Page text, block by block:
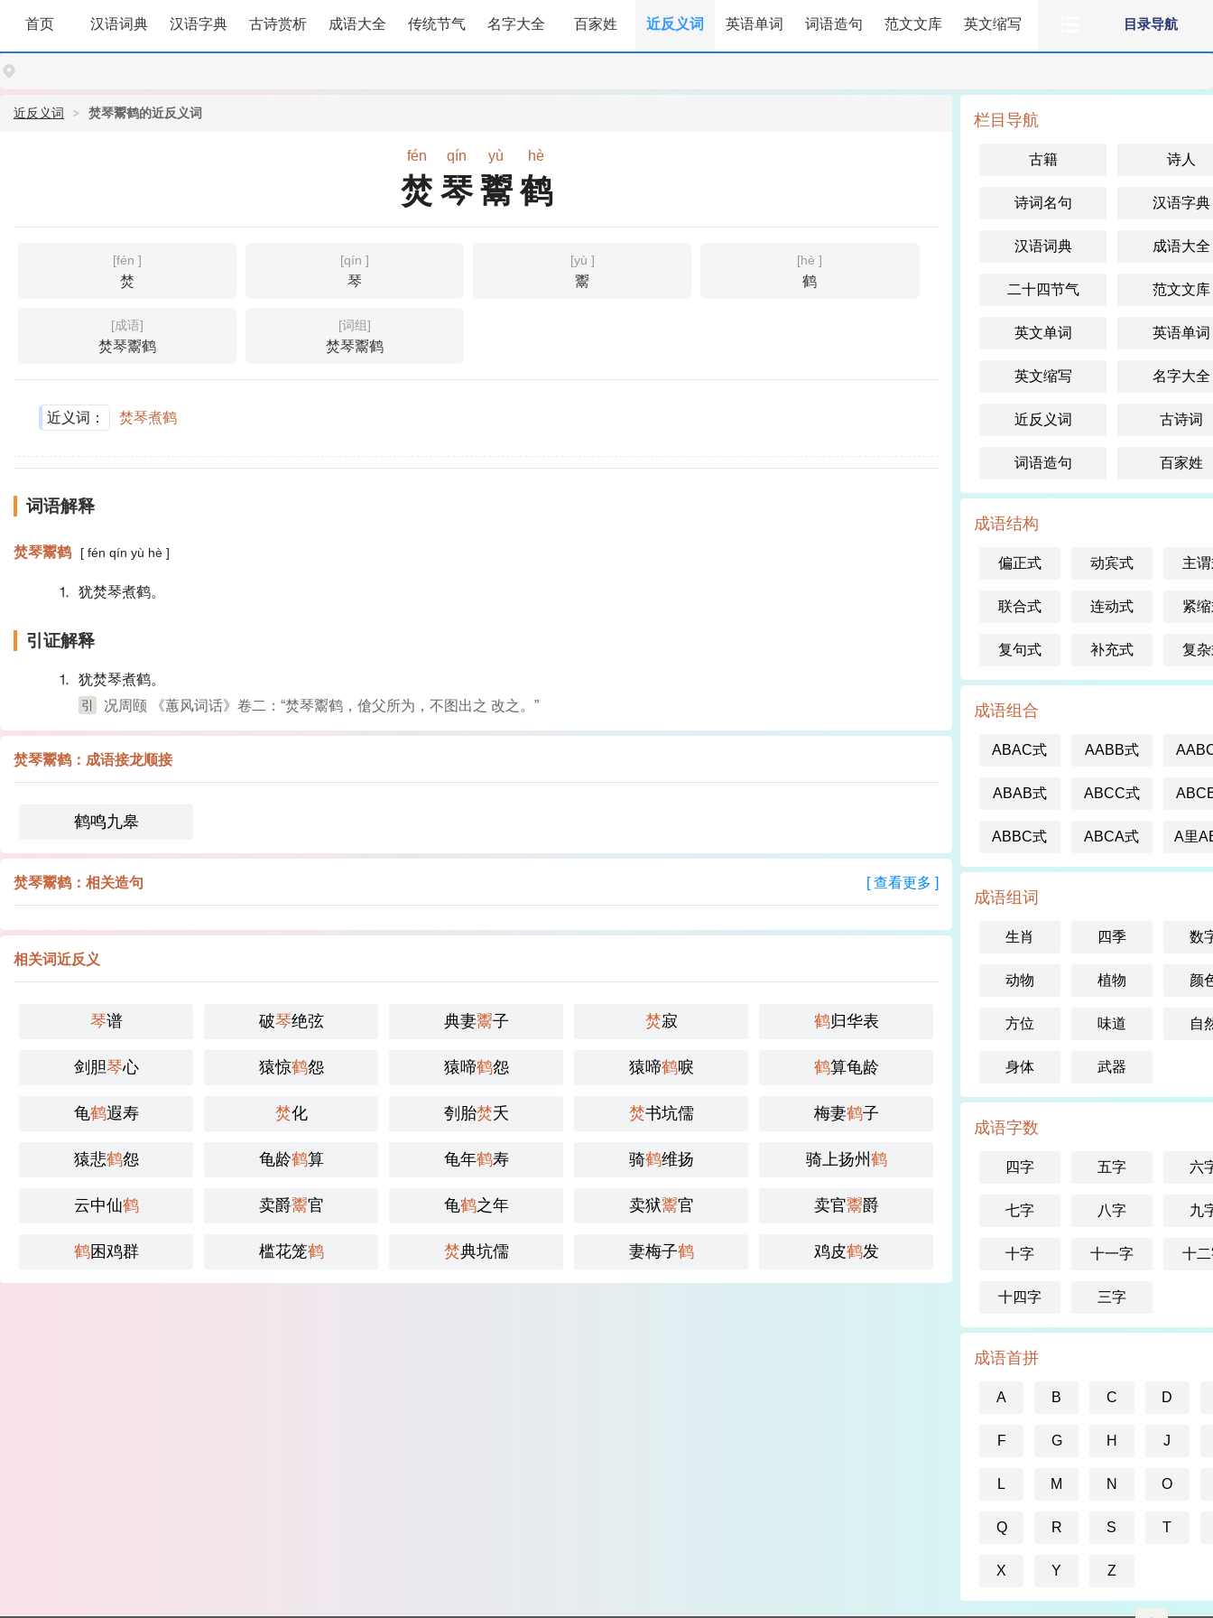
目录导航
首页 汉语词典 汉语字典 古诗赏析 成语大全 传统节气 名字大全 百家姓 近反义词 英语单词 词语造句 范文文库 英文缩写
近反义词 焚琴鬻鹤的近反义词
fén qín yù hè
焚琴鬻鹤
[fén ]
焚
[qín ]
琴
[yù ]
鬻
[hè ]
鹤
[成语]
焚琴鬻鹤
[词组]
焚琴鬻鹤
近义词： 焚琴煮鹤
词语解释
焚琴鬻鹤 [ fén qín yù hè ]
⒈ 犹焚琴煮鹤。
引证解释
⒈ 犹焚琴煮鹤。
引 况周颐 《蕙风词话》卷二：“焚琴鬻鹤，傖父所为，不图出之 改之。”
焚琴鬻鹤：成语接龙顺接
鹤鸣九皋
焚琴鬻鹤：相关造句 [ 查看更多 ]
相关词近反义
琴谱 破琴绝弦 典妻鬻子 焚寂 鹤归华表
剑胆琴心 猿惊鹤怨 猿啼鹤怨 猿啼鹤唳 鹤算龟龄
龟鹤遐寿 焚化 刳胎焚夭 焚书坑儒 梅妻鹤子
猿悲鹤怨 龟龄鹤算 龟年鹤寿 骑鹤维扬 骑上扬州 鹤
云中仙鹤 卖爵鬻官 龟鹤之年 卖狱鬻官 卖官鬻爵
鹤困鸡群 槛花笼鹤 焚典坑儒 妻梅子鹤 鸡皮鹤发
栏目导航
古籍 诗人
诗词名句 汉语字典
汉语词典 成语大全
二十四节气 范文文库
英文单词 英语单词
英文缩写 名字大全
近反义词 古诗词
词语造句 百家姓
成语结构
偏正式 动宾式 主
联合式 连动式 紧
复句式 补充式 复
成语组合
ABAC式 AABB式
ABAB式 ABCC式
ABBC式 ABCA式 A里
成语组词
生肖 四季 数
动物 植物 颜
方位 味道 自
身体 武器
成语字数
四字 五字 六
七字 八字 九
十字 十一字 十
十四字 三字
成语首拼
A B C D
F G H J
L M N O
Q R S T
X Y Z